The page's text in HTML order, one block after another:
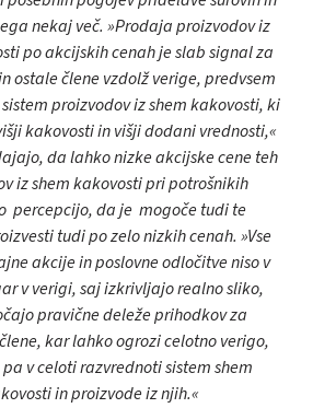
nekaj več. »Prodaja proizvodov iz
po akcijskih cenah je slab signal za
ostale člene vzdolž verige, predvsem
proizvodov iz shem kakovosti, ki
kakovosti in višji dodani vrednosti,«
da lahko nizke akcijske cene teh
iz shem kakovosti pri potrošnikih
percepcijo, da je mogoče tudi te
tudi po zelo nizkih cenah. »Vse
akcije in poslovne odločitve niso v
v verigi, saj izkrivljajo realno sliko,
pravične deleže prihodkov za
kar lahko ogrozi celotno verigo,
v celoti razvrednoti sistem shem
in proizvode iz njih.«